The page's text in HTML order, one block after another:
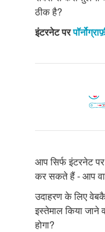
ठीक है?
इंटरनेट पर
आप सिर्फ इंटरनेट
कर सकते हैं - आप
उदाहरण के लिए
इस्तेमाल किया जाने
होगा?